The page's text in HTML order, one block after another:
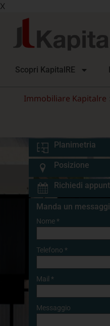
X
Scopri KapitalRE
Immobiliare Kapitalre
Planimetria
Posizione
Richiedi
Manda un
Nome*
Telefono *
Mail *
Messaggio